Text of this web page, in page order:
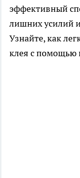
эффективный
лишних усилий
Узнайте, как
клея с помощью